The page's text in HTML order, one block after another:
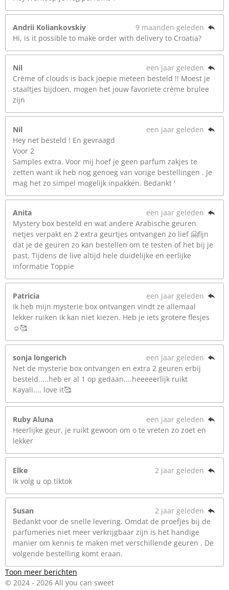
Andrii Koliankovskiy
9 maanden geleden
Hi, is it possible to make order with delivery to Croatia?
Nil
een jaar geleden
Crème of clouds is back joepie meteen besteld !! Moest je
staaltjes bijdoen, mogen het jouw favoriete crème brulee
zijn
Nil
een jaar geleden
Hey net besteld ! En gevraagd
Voor 2
Samples extra. Voor mij hoef je geen parfum zakjes te
zetten want ik heb nog genoeg van vorige bestellingen . Je
mag het zo simpel mogelijk inpakken. Bedankt '
Anita
een jaar geleden
Mystery box besteld en wat andere Arabische geuren
netjes verpakt en 2 extra geurtjes ontvangen zo lief 🤗fijn
dat je de geuren zo kan bestellen om te testen of het bij je
past. Tijdens de live altijd hele duidelijke en eerlijke
informatie Toppie
Patricia
een jaar geleden
Ik heb mijn mysterie box ontvangen vindt ze allemaal
lekker ruiken ik kan niet kiezen. Heb je iets grotere flesjes
☺️🥰
sonja longerich
een jaar geleden
Net de mysterie box ontvangen en extra 2 geuren erbij
besteld.....heb er al 1 op gedaan....heeeeerlijk ruikt
Kayali.... love it🥰
Ruby Aluna
een jaar geleden
Heerlijke geur, je ruikt gewoon om o te vreten zo zoet en
lekker
Elke
2 jaar geleden
Ik volg u op tiktok
Susan
2 jaar geleden
Bedankt voor de snelle levering. Omdat de proefjes bij de
parfumeries niet meer verkrijgbaar zijn is het handige
manier om kennis te maken met verschillende geuren . De
volgende bestelling komt eraan.
Toon meer berichten
© 2024 - 2026 All you can sweet